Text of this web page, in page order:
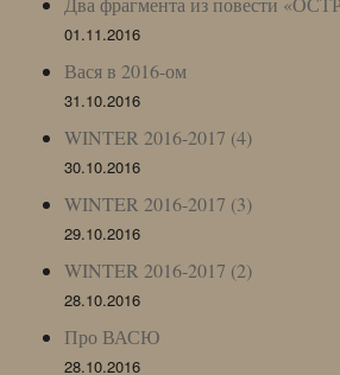
01.11.2016
Вася в 2016-ом
31.10.2016
WINTER 2016-2017 (4)
30.10.2016
WINTER 2016-2017 (3)
29.10.2016
WINTER 2016-2017 (2)
28.10.2016
Про ВАСЮ
28.10.2016